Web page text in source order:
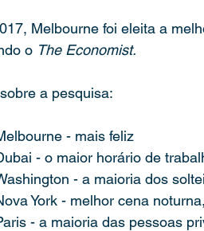
Melbourne foi eleita a
o The Economist.
a pesquisa:
- mais feliz
- o maior horário de
- a maioria dos
York - melhor cena
- a maioria das pessoas